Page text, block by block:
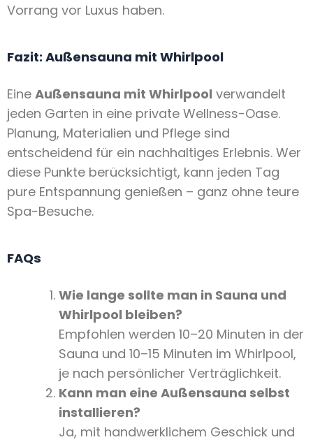
Vorrang vor Luxus haben.
Fazit: Außensauna mit Whirlpool
Eine Außensauna mit Whirlpool verwandelt
jeden Garten in eine private Wellness-Oase.
Planung, Materialien und Pflege sind
entscheidend für ein nachhaltiges Erlebnis. Wer
diese Punkte berücksichtigt, kann jeden Tag
pure Entspannung genießen – ganz ohne teure
Spa-Besuche.
FAQs
Wie lange sollte man in Sauna und
Whirlpool bleiben?
Empfohlen werden 10–20 Minuten in der
Sauna und 10–15 Minuten im Whirlpool,
je nach persönlicher Verträglichkeit.
Kann man eine Außensauna selbst
installieren?
Ja, mit handwerklichem Geschick und